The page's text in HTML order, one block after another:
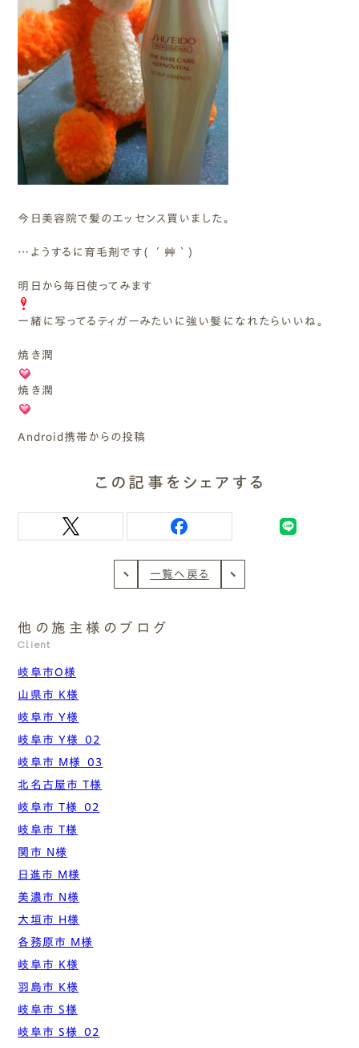
今日美容院で髪のエッセンス買いました。
…ようするに育毛剤です( ´艸｀)
明日から毎日使ってみます
一緒に写ってるティガーみたいに強い髪になれたらいいね。
焼き潤
焼き潤
Android携帯からの投稿
この記事をシェアする
一覧へ戻る
他の施主様のブログ
Client
岐阜市O様
山県市 K様
岐阜市 Y様
岐阜市 Y様_02
岐阜市 M様_03
北名古屋市 T様
岐阜市 T様_02
岐阜市 T様
関市 N様
日進市 M様
美濃市 N様
大垣市 H様
各務原市 M様
岐阜市 K様
羽島市 K様
岐阜市 S様
岐阜市 S様_02